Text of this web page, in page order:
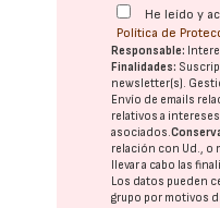
He leído y
Política de
Responsable:
Finalidades:
newsletter(s).
Envío de emails
relativos a
asociados.
relación con Ud., o
llevar a cabo las
Los datos pueden
grupo por motivos